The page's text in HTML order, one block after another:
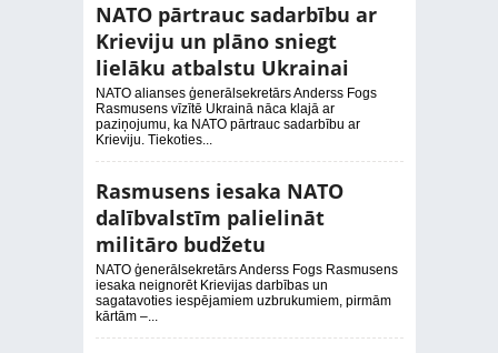
NATO pārtrauc sadarbību ar
Krieviju un plāno sniegt
lielāku atbalstu Ukrainai
NATO alianses ģenerālsekretārs Anderss Fogs
Rasmusens vīzītē Ukrainā nāca klajā ar
paziņojumu, ka NATO pārtrauc sadarbību ar
Krieviju. Tiekoties...
Rasmusens iesaka NATO
dalībvalstīm palielināt
militāro budžetu
NATO ģenerālsekretārs Anderss Fogs Rasmusens
iesaka neignorēt Krievijas darbības un
sagatavoties iespējamiem uzbrukumiem, pirmām
kārtām –...